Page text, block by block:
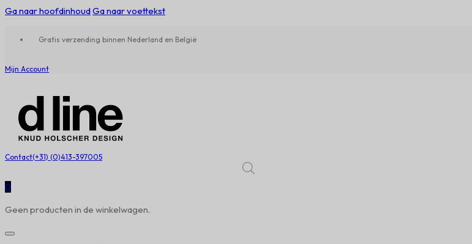
Ga naar hoofdinhoudGa naar voettekst
Gratis verzending binnen Nederland en België
Mijn Account
Contact(+31) (0)413-397005
0
Geen producten in de winkelwagen.